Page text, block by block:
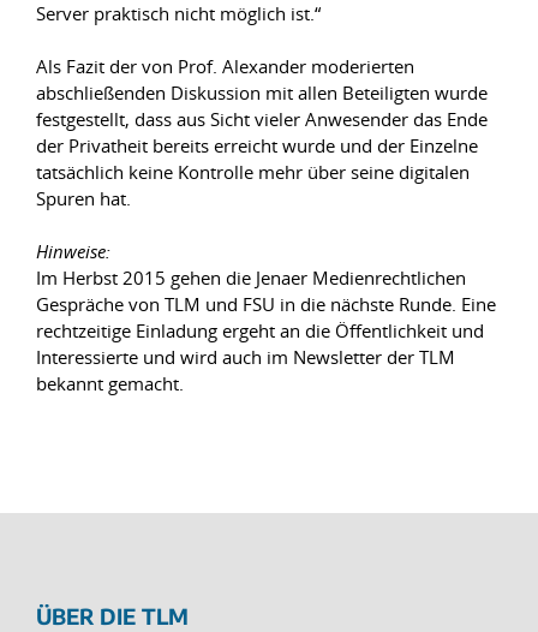
Server praktisch nicht möglich ist.“
Als Fazit der von Prof. Alexander moderierten
abschließenden Diskussion mit allen Beteiligten wurde
festgestellt, dass aus Sicht vieler Anwesender das Ende
der Privatheit bereits erreicht wurde und der Einzelne
tatsächlich keine Kontrolle mehr über seine digitalen
Spuren hat.
Hinweise:
Im Herbst 2015 gehen die Jenaer Medienrechtlichen
Gespräche von TLM und FSU in die nächste Runde. Eine
rechtzeitige Einladung ergeht an die Öffentlichkeit und
Interessierte und wird auch im Newsletter der TLM
bekannt gemacht.
ÜBER DIE TLM